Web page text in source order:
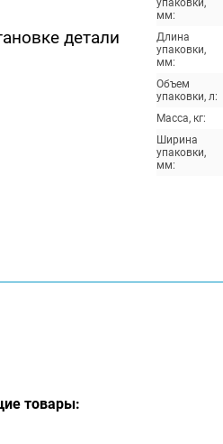
детали
упаковки,
мм:
Длина
упаковки,
мм:
Объем
упаковки, л:
Масса, кг:
Ширина
упаковки,
мм:
товары: